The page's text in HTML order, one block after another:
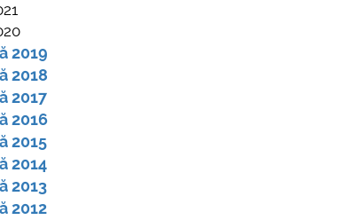
2019
2018
2017
2016
2015
2014
2013
2012